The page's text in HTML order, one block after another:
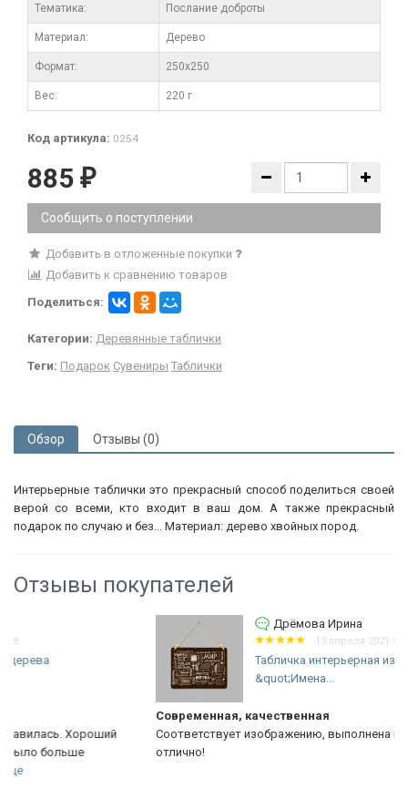
Тематика: Послание доброты
Материал: Дерево
Формат: 250x250
Вес: 220 г
Код артикула: 0254
885 ₽
Сообщить о поступлении
Добавить в отложенные покупки
Добавить к сравнению товаров
Поделиться:
Категории: Деревянные таблички
Теги: Подарок Сувениры Таблички
Обзор Отзывы (0)
Интерьерные таблички это прекрасный способ поделиться своей
верой со всеми, кто входит в ваш дом. А также прекрасный
подарок по случаю и без... Материал: дерево хвойных пород.
Отзывы покупателей
Дрёмова Ирина
13 апреля 2021 03:36
Табличка интерьерная из дерева:
&quot;Имена...
Современная, качественная
Соответствует изображению, выполнена качественно, все
отлично!